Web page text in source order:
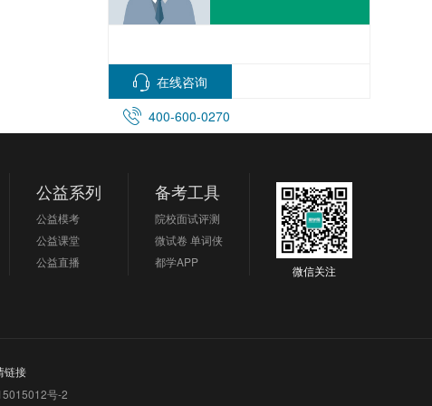
在线咨询
400-600-0270
公益系列
公益模考
公益课堂
公益直播
备考工具
院校面试评测
微试卷 单词侠
都学APP
微信关注
链接
号-2